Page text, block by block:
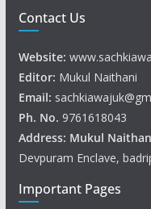
Contact Us
Website:
Editor: Mukul Naithani
Email:
Ph. No. 9761618043
Address: Mukul
Devpuram Enclave,
Important Pages